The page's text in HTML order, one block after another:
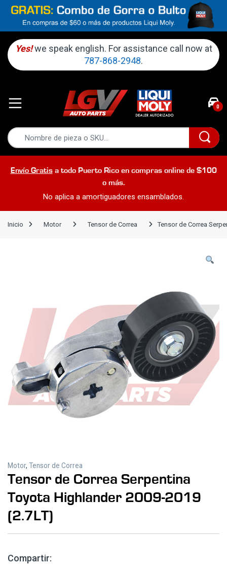
Yes! we speak english. For assistance call now at
787-868-2948.
0
Envío Gratisa todo Puerto Rico en compras online de $100
o más.
No aplica a amortiguadores ensamblados.
Inicio Motor Tensor de Correa Tensor de Correa
Motor, Tensor de Correa
Tensor de Correa Serpentina
Toyota Highlander 2009-2019
(2.7LT)
Compartir: